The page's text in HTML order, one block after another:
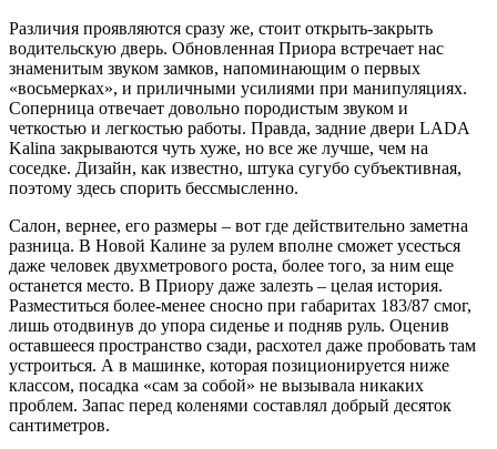
Различия проявляются сразу же, стоит открыть-закрыть
водительскую дверь. Обновленная Приора встречает нас
знаменитым звуком замков, напоминающим о первых
«восьмерках», и приличными усилиями при манипуляциях.
Соперница отвечает довольно породистым звуком и
четкостью и легкостью работы. Правда, задние двери LADA
Kalina закрываются чуть хуже, но все же лучше, чем на
соседке. Дизайн, как известно, штука сугубо субъективная,
поэтому здесь спорить бессмысленно.
Салон, вернее, его размеры – вот где действительно заметна
разница. В Новой Калине за рулем вполне сможет усесться
даже человек двухметрового роста, более того, за ним еще
останется место. В Приору даже залезть – целая история.
Разместиться более-менее сносно при габаритах 183/87 смог,
лишь отодвинув до упора сиденье и подняв руль. Оценив
оставшееся пространство сзади, расхотел даже пробовать там
устроиться. А в машинке, которая позиционируется ниже
классом, посадка «сам за собой» не вызывала никаких
проблем. Запас перед коленями составлял добрый десяток
сантиметров.